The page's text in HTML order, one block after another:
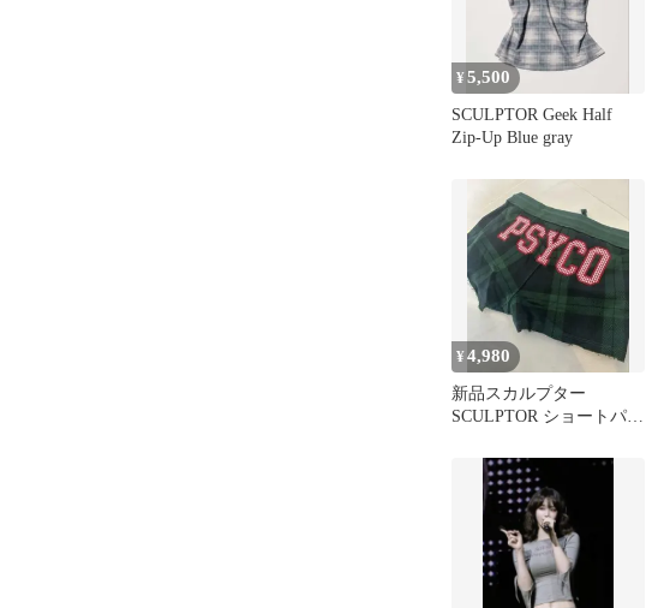
¥5,500
SCULPTOR Geek Half
Zip-Up Blue gray
¥4,980
新品スカルプター
SCULPTOR ショートパン